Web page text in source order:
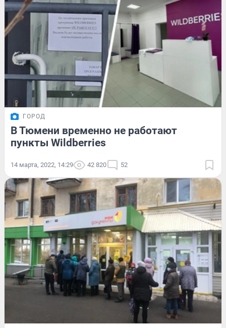
ГОРОД
В Тюмени временно не работают
пункты Wildberries
14 марта, 2022, 14:29 42 820 52